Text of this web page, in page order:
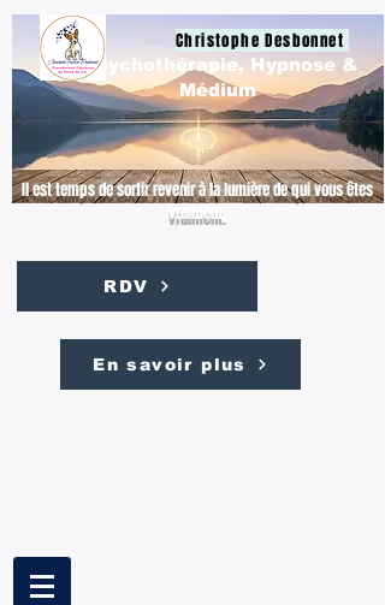
Christophe Desbonnet
Il est temps de sortir revenir à la lumière de qui vous êtes
vraiment.
Psychothérapie, Hypnose &
Médium
RDV
En savoir plus